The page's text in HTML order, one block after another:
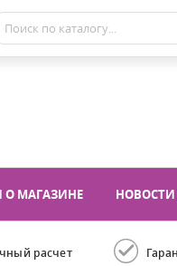
МАГАЗИНЕ
расчет